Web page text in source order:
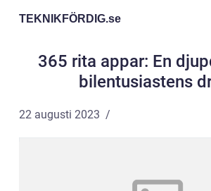
TEKNIKFÖRDIG.se
365 rita appar: En
bilentusiastens
22 augusti 2023